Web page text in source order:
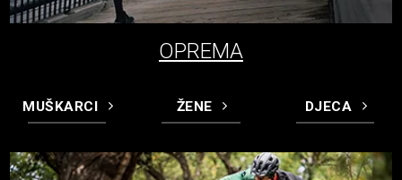
OPREMA
MUŠKARCI ŽENE DJECA